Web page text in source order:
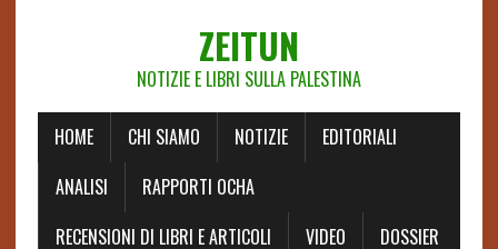
ZEITUN
NOTIZIE E LIBRI SULLA PALESTINA
HOME CHI SIAMO NOTIZIE
EDITORIALI
ANALISI
RAPPORTI OCHA
RECENSIONI DI LIBRI E ARTICOLI
VIDEO
DOSSIER